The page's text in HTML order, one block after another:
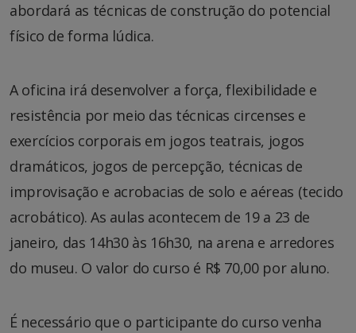
abordará as técnicas de construção do potencial
físico de forma lúdica.
A oficina irá desenvolver a força, flexibilidade e
resistência por meio das técnicas circenses e
exercícios corporais em jogos teatrais, jogos
dramáticos, jogos de percepção, técnicas de
improvisação e acrobacias de solo e aéreas (tecido
acrobático). As aulas acontecem de 19 a 23 de
janeiro, das 14h30 às 16h30, na arena e arredores
do museu. O valor do curso é R$ 70,00 por aluno.
É necessário que o participante do curso venha